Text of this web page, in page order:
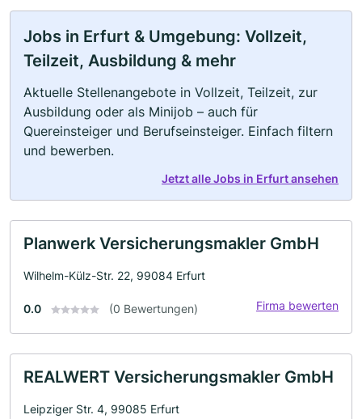
Jobs in Erfurt & Umgebung: Vollzeit,
Teilzeit, Ausbildung & mehr
Aktuelle Stellenangebote in Vollzeit, Teilzeit, zur
Ausbildung oder als Minijob – auch für
Quereinsteiger und Berufseinsteiger. Einfach filtern
und bewerben.
Jetzt alle Jobs in Erfurt ansehen
Planwerk Versicherungsmakler GmbH
Wilhelm-Külz-Str. 22, 99084 Erfurt
0.0 (0 Bewertungen) Firma bewerten
REALWERT Versicherungsmakler GmbH
Leipziger Str. 4, 99085 Erfurt